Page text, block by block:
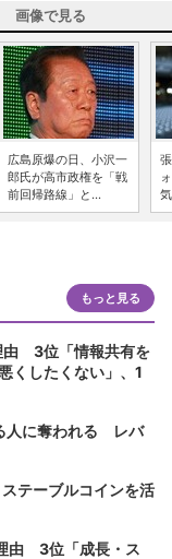
画像で見る
広島原爆の日、小沢一
郎氏が高市政権を「戦
前回帰路線」と...
もっと見る
由 3位「情報共有を
くしたくない」、1
人に奪われる レバ
テーブルコインを活
由 3位「成長・ス